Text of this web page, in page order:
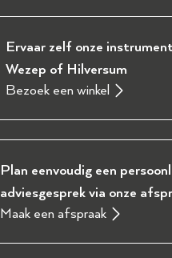
Ervaar zelf onze
Wezep of Hilversum
Bezoek een winkel
Plan eenvoudig een
adviesgesprek via onze
Maak een afspraak